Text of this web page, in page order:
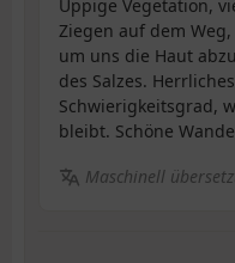
Üppige Vegetation,
Ziegen auf dem
um uns die Haut
des Salzes.
Schwierigkeitsgrad,
bleibt. Schöne
Maschinell